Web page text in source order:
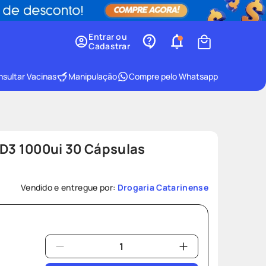
Entrar ou
Cadastrar
Vacinas Manipulação Compre pelo Whatsapp
1000ui 30 Cápsulas
Vendido e entregue por: Drogaria Catarinense